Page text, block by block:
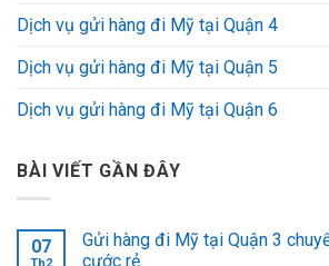
Dịch vụ gửi hàng đi Mỹ tại Quận 4
Dịch vụ gửi hàng đi Mỹ tại Quận 5
Dịch vụ gửi hàng đi Mỹ tại Quận 6
BÀI VIẾT GẦN ĐÂY
07
Th2
Gửi hàng đi Mỹ tại Quận 3
cước rẻ